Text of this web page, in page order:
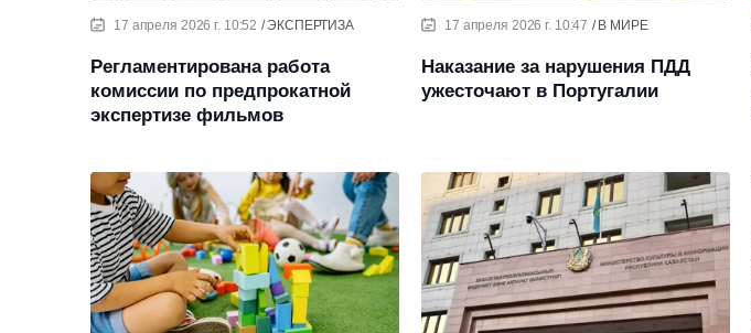
17 апреля 2026 г. 10:52 ЭКСПЕРТИЗА
Регламентирована работа
комиссии по предпрокатной
экспертизе фильмов
17 апреля 2026 г. 10:47 В МИРЕ
Наказание за нарушения ПДД
ужесточают в Португалии